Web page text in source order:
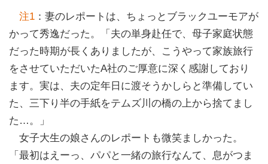
注1 ：妻のレポートは、ちょっとブラックユーモアが
かって秀逸だった。「夫の単身赴任で、母子家庭状態
だった時期が長くありましたが、こうやって家族旅行
をさせていただいたA社のご厚意に深く感謝しており
ます。実は、夫の定年日に渡そうかしらと準備してい
た、三下り半の手紙をテムズ川の橋の上から捨てまし
た…。」
女子大生の娘さんのレポートも微笑ましかった。
「最初はえーっ、パパと一緒の旅行なんて、息がつま